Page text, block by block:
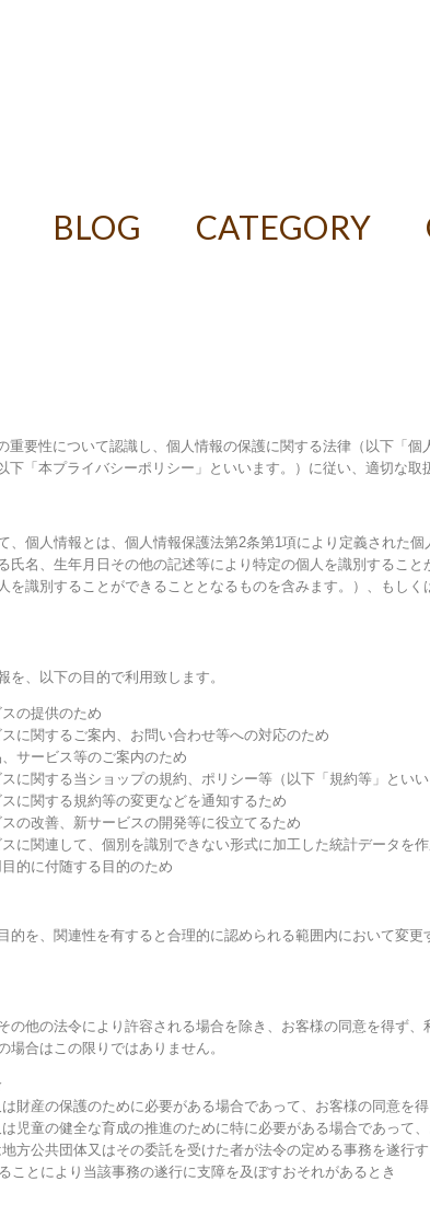
BLOG CATEGORY
重要性について認識し、個人情報の保護に関する法律（以下「個
「本プライバシーポリシー」といいます。）に従い、適切な取
、個人情報とは、個人情報保護法第2条第1項により定義された
氏名、生年月日その他の記述等により特定の個人を識別するこ
を識別することができることとなるものを含みます。）、もし
、以下の目的で利用致します。
の提供のため
スに関するご案内、お問い合わせ等への対応のため
サービス等のご案内のため
スに関する当ショップの規約、ポリシー等（以下「規約等」とい
スに関する規約等の変更などを通知するため
スの改善、新サービスの開発等に役立てるため
スに関連して、個別を識別できない形式に加工した統計データを
的に付随する目的のため
的を、関連性を有すると合理的に認められる範囲内において変
の他の法令により許容される場合を除き、お客様の同意を得ず
合はこの限りではありません。
は財産の保護のために必要がある場合であって、お客様の同意を
は児童の健全な育成の推進のために特に必要がある場合であって
地方公共団体又はその委託を受けた者が法令の定める事務を遂行
ことにより当該事務の遂行に支障を及ぼすおそれがあるとき